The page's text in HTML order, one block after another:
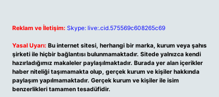
Reklam ve İletişim: Skype: live:.cid.575569c608265c69
Yasal Uyarı: Bu internet sitesi, herhangi bir marka, kurum veya şahıs
şirketi ile hiçbir bağlantısı bulunmamaktadır. Sitede yalnızca kendi
hazırladığımız makaleler paylaşılmaktadır. Burada yer alan içerikler
haber niteliği taşımamakta olup, gerçek kurum ve kişiler hakkında
paylaşım yapılmamaktadır. Gerçek kurum ve kişiler ile isim
benzerlikleri tamamen tesadüfidir.